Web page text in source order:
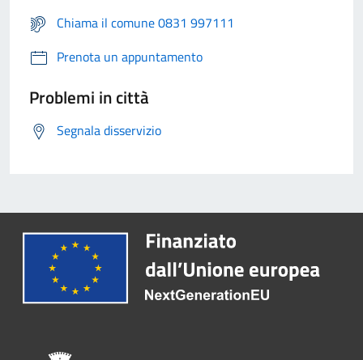
Chiama il comune 0831 997111
Prenota un appuntamento
Problemi in città
Segnala disservizio